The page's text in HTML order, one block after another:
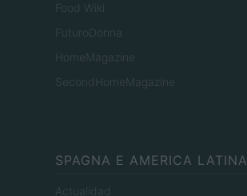
Food Wiki
FuturoDonna
HomeMagazine
SecondHomeMagazine
SPAGNA E AMERICA LATINA
Actualidad